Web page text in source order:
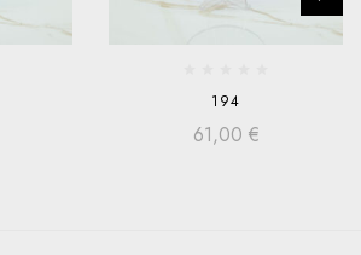
194
61,00 €